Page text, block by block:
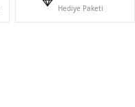
Hediye Paketi